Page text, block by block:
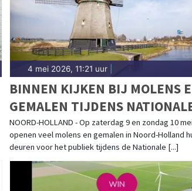
4 mei 2026, 11:21 uur|
BINNEN KIJKEN BIJ MOLENS
GEMALEN TIJDENS
MOLEN- EN GEMALENDAG
NOORD-HOLLAND - Op zaterdag 9 en zondag 10
openen veel molens en gemalen in Noord-Holland
deuren voor het publiek tijdens de Nationale [...]